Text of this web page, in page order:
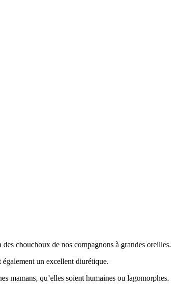
chouchoux de nos compagnons à grandes oreilles.
un excellent diurétique.
mamans, qu’elles soient humaines ou lagomorphes.